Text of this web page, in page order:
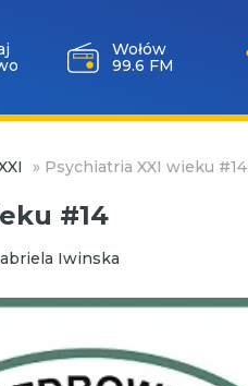
Wołów
99.6 FM
» Psychiatria XXI wieku #14
#14
Iwinska